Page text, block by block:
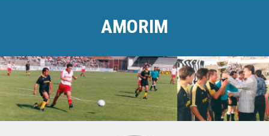
TAÇA
DA
PÓVOA
AMORIM